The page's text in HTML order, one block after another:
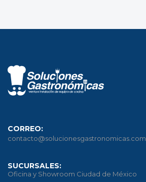
CORREO:
contacto@solucionesgastronomicas.com
SUCURSALES:
Oficina y Showroom Ciudad de México